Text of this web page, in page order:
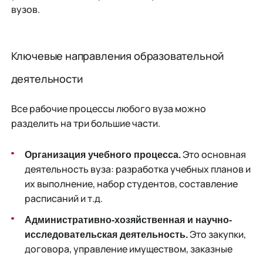
вузов.
Ключевые направления образовательной
деятельности
Все рабочие процессы любого вуза можно
разделить на три большие части.
Организация учебного процесса.Это основная
деятельность вуза: разработка учебных планов и
их выполнение, набор студентов, составление
расписаний и т.д.
Административно-хозяйственная и научно-
исследовательская деятельность.Это закупки,
договора, управление имуществом, заказные